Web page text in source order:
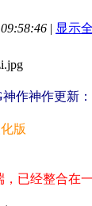
| 显示
作神作更新：
版
已经整合在一